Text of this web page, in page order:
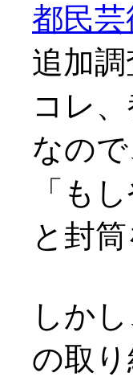
都民
追加
コレ
なので
「も
と封
しか
の取